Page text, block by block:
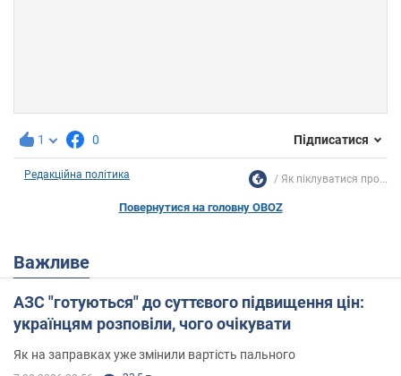
1 0 Підписатися
Редакційна політика Як піклуватися про...
Повернутися на головну OBOZ
Важливе
АЗС "готуються" до суттєвого підвищення цін:
українцям розповіли, чого очікувати
Як на заправках уже змінили вартість пального